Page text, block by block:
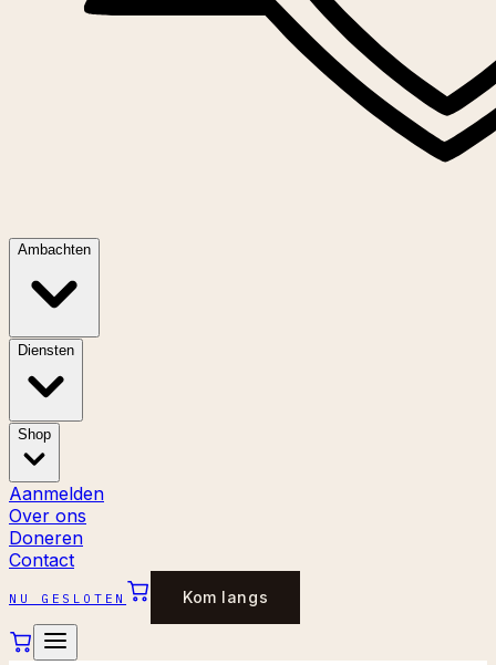
Ambachten
Diensten
Shop
Aanmelden
Over ons
Doneren
Contact
NU GESLOTEN Kom langs